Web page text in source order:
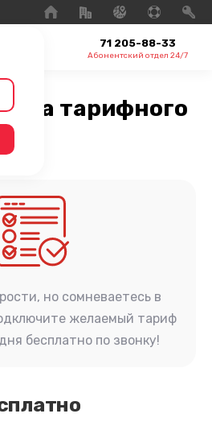
71 205-88-33
Абонентский отдел 24/7
тарифного
но сомневаетесь в
желаемый тариф
бесплатно по звонку!